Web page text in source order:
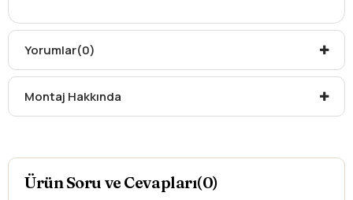
Kargo teslim süreleri, kargoya veriliş tarihinden itibaren
Kargo teslimatlarında mesafelerden dolayı
oluşabilecekek ücretler alıcıya aittir
Kargonuzu teslim alırken hasarlı olabileceğini
yapılamamaktadır.
Yorumlar(0)
Montaj Hakkında
Ürün Soru ve Cevapları(0)